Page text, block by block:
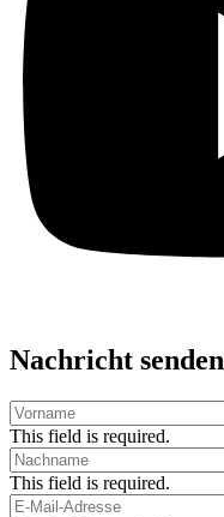
Nachricht senden
This field is required.
This field is required.